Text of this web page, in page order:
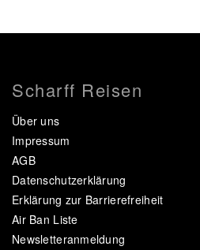
Scharff Reisen
Über uns
Impressum
AGB
Datenschutzerklärung
Erklärung zur Barrierefreiheit
Air Ban Liste
Newsletteranmeldung